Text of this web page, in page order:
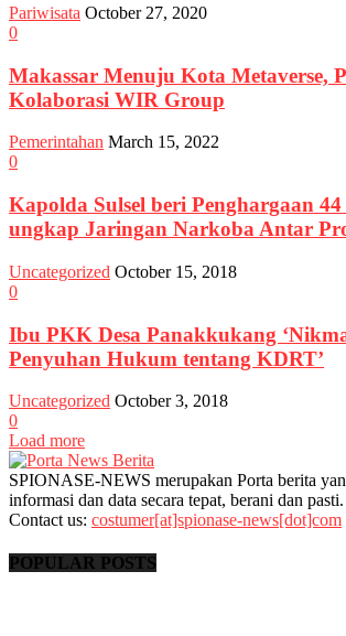
Pariwisata October 27, 2020
0
Makassar Menuju Kota Metaverse,
Kolaborasi WIR Group
Pemerintahan March 15, 2022
0
Kapolda Sulsel beri Penghargaan
ungkap Jaringan Narkoba Antar
Uncategorized October 15, 2018
0
Ibu PKK Desa Panakkukang
Penyuhan Hukum tentang KDRT’
Uncategorized October 3, 2018
0
Load more
SPIONASE-NEWS merupakan Porta berita
informasi dan data secara tepat, berani dan pasti.
Contact us: costumer[at]spionase-news[dot]com
POPULAR POSTS